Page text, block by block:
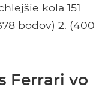
kola 151
bodov) 2. (400
Ferrari vo